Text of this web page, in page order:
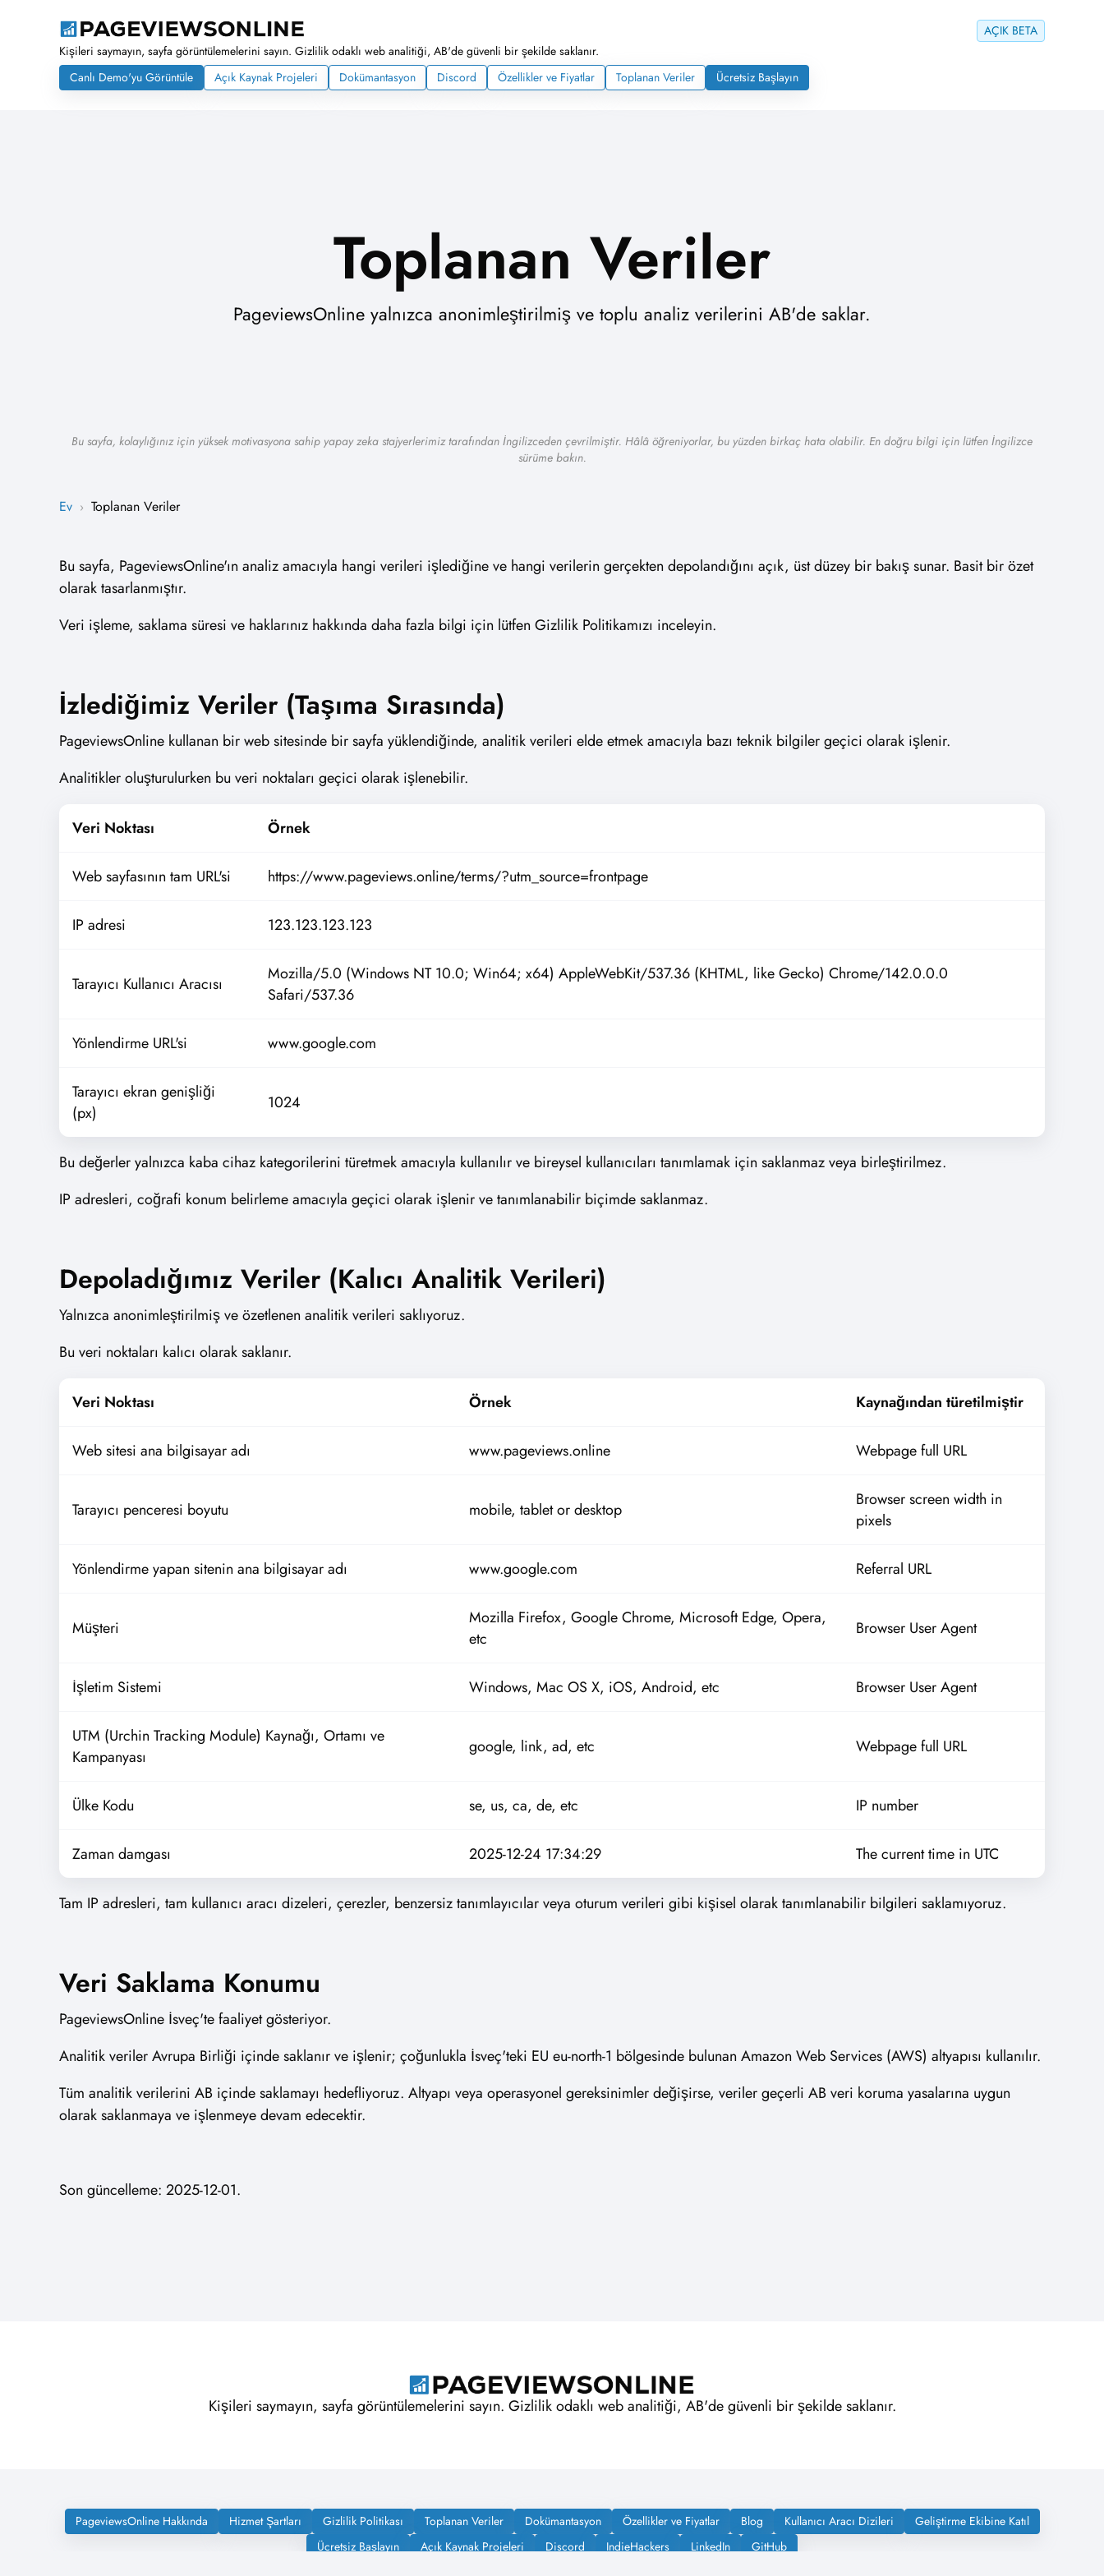
AÇIK BETA
Kişileri saymayın, sayfa görüntülemelerini sayın. Gizlilik odaklı web analitiği, AB'de güvenli bir şekilde saklanır.
Canlı Demo'yu Görüntüle
Açık Kaynak Projeleri Dokümantasyon Discord Özellikler ve Fiyatlar Toplanan Veriler Ücretsiz Başlayın
Toplanan Veriler
PageviewsOnline yalnızca anonimleştirilmiş ve toplu analiz verilerini AB'de saklar.
Bu sayfa, kolaylığınız için yüksek motivasyona sahip yapay zeka stajyerlerimiz tarafından İngilizceden çevrilmiştir. Hâlâ öğreniyorlar, bu yüzden birkaç hata olabilir. En doğru bilgi için lütfen İngilizce
sürüme bakın.
Ev › Toplanan Veriler
Bu sayfa, PageviewsOnline'ın analiz amacıyla hangi verileri işlediğine ve hangi verilerin gerçekten depolandığını açık, üst düzey bir bakış sunar. Basit bir özet
olarak tasarlanmıştır.
Veri işleme, saklama süresi ve haklarınız hakkında daha fazla bilgi için lütfen Gizlilik Politikamızı inceleyin.
İzlediğimiz Veriler (Taşıma Sırasında)
PageviewsOnline kullanan bir web sitesinde bir sayfa yüklendiğinde, analitik verileri elde etmek amacıyla bazı teknik bilgiler geçici olarak işlenir.
Analitikler oluşturulurken bu veri noktaları geçici olarak işlenebilir.
Veri Noktası Örnek
Web sayfasının tam URL'si https://www.pageviews.online/terms/?utm_source=frontpage
IP adresi 123.123.123.123
Tarayıcı Kullanıcı Aracısı
Mozilla/5.0 (Windows NT 10.0; Win64; x64) AppleWebKit/537.36 (KHTML, like Gecko) Chrome/142.0.0.0
Safari/537.36
Yönlendirme URL'si www.google.com
Tarayıcı ekran genişliği
(px)
1024
Bu değerler yalnızca kaba cihaz kategorilerini türetmek amacıyla kullanılır ve bireysel kullanıcıları tanımlamak için saklanmaz veya birleştirilmez.
IP adresleri, coğrafi konum belirleme amacıyla geçici olarak işlenir ve tanımlanabilir biçimde saklanmaz.
Depoladığımız Veriler (Kalıcı Analitik Verileri)
Yalnızca anonimleştirilmiş ve özetlenen analitik verileri saklıyoruz.
Bu veri noktaları kalıcı olarak saklanır.
Veri Noktası Örnek Kaynağından türetilmiştir
Web sitesi ana bilgisayar adı www.pageviews.online Webpage full URL
Tarayıcı penceresi boyutu mobile, tablet or desktop
Browser screen width in
pixels
Yönlendirme yapan sitenin ana bilgisayar adı www.google.com Referral URL
Müşteri
Mozilla Firefox, Google Chrome, Microsoft Edge, Opera,
etc
Browser User Agent
İşletim Sistemi Windows, Mac OS X, iOS, Android, etc Browser User Agent
UTM (Urchin Tracking Module) Kaynağı, Ortamı ve
Kampanyası
google, link, ad, etc Webpage full URL
Ülke Kodu se, us, ca, de, etc IP number
Zaman damgası 2025-12-24 17:34:29 The current time in UTC
Tam IP adresleri, tam kullanıcı aracı dizeleri, çerezler, benzersiz tanımlayıcılar veya oturum verileri gibi kişisel olarak tanımlanabilir bilgileri saklamıyoruz.
Veri Saklama Konumu
PageviewsOnline İsveç'te faaliyet gösteriyor.
Analitik veriler Avrupa Birliği içinde saklanır ve işlenir; çoğunlukla İsveç'teki EU eu-north-1 bölgesinde bulunan Amazon Web Services (AWS) altyapısı kullanılır.
Tüm analitik verilerini AB içinde saklamayı hedefliyoruz. Altyapı veya operasyonel gereksinimler değişirse, veriler geçerli AB veri koruma yasalarına uygun
olarak saklanmaya ve işlenmeye devam edecektir.
Son güncelleme: 2025-12-01.
Kişileri saymayın, sayfa görüntülemelerini sayın. Gizlilik odaklı web analitiği, AB'de güvenli bir şekilde saklanır.
PageviewsOnline Hakkında Hizmet Şartları Gizlilik Politikası Toplanan Veriler Dokümantasyon Özellikler ve Fiyatlar Blog Kullanıcı Aracı Dizileri
Geliştirme Ekibine Katıl
Ücretsiz Başlayın
Açık Kaynak Projeleri Discord IndieHackers LinkedIn GitHub